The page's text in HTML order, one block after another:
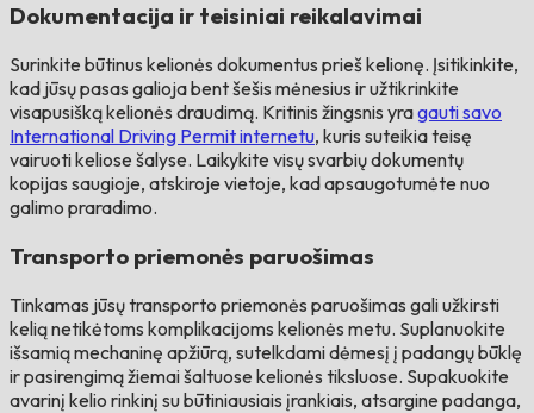
Dokumentacija ir teisiniai reikalavimai
Surinkite būtinus kelionės dokumentus prieš kelionę. Įsitikinkite,
kad jūsų pasas galioja bent šešis mėnesius ir užtikrinkite
visapusišką kelionės draudimą. Kritinis žingsnis yragauti savo
International Driving Permit internetu, kuris suteikia teisę
vairuoti keliose šalyse. Laikykite visų svarbių dokumentų
kopijas saugioje, atskiroje vietoje, kad apsaugotumėte nuo
galimo praradimo.
Transporto priemonės paruošimas
Tinkamas jūsų transporto priemonės paruošimas gali užkirsti
kelią netikėtoms komplikacijoms kelionės metu. Suplanuokite
išsamią mechaninę apžiūrą, sutelkdami dėmesį į padangų būklę
ir pasirengimą žiemai šaltuose kelionės tiksluose. Supakuokite
avarinį kelio rinkinį su būtiniausiais įrankiais, atsargine padanga,